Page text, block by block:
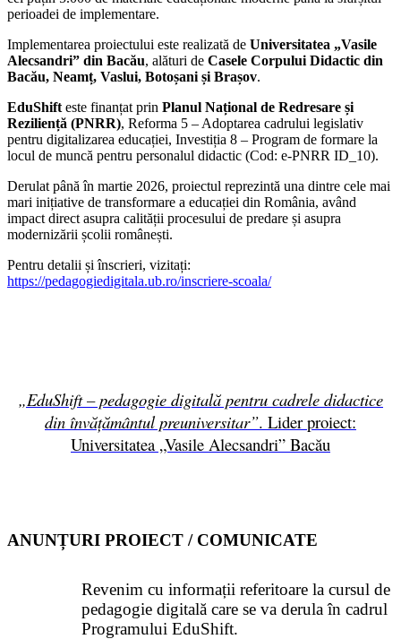
perioadei de implementare.
Implementarea proiectului este realizată de Universitatea „Vasile
Alecsandri” din Bacău, alături de Casele Corpului Didactic din
Bacău, Neamț, Vaslui, Botoșani și Brașov.
EduShift este finanțat prin Planul Național de Redresare și
Reziliență (PNRR), Reforma 5 – Adoptarea cadrului legislativ
pentru digitalizarea educației, Investiția 8 – Program de formare la
locul de muncă pentru personalul didactic (Cod: e-PNRR ID_10).
Derulat până în martie 2026, proiectul reprezintă una dintre cele mai
mari inițiative de transformare a educației din România, având
impact direct asupra calității procesului de predare și asupra
modernizării școlii românești.
Pentru detalii și înscrieri, vizitați:
https://pedagogiedigitala.ub.ro/inscriere-scoala/
„EduShift – pedagogie digitală pentru cadrele didactice
din învățământul preuniversitar”. Lider proiect:
Universitatea „Vasile Alecsandri” Bacău
ANUNȚURI PROIECT / COMUNICATE
Revenim cu informații referitoare la cursul de
pedagogie digitală care se va derula în cadrul
Programului EduShift.